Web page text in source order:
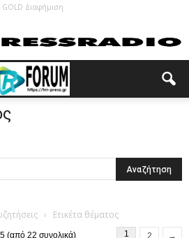
GOLD Διαφήμιση
› Ετικέτα θέματος
(από 22 συνολικά) 1 2 →